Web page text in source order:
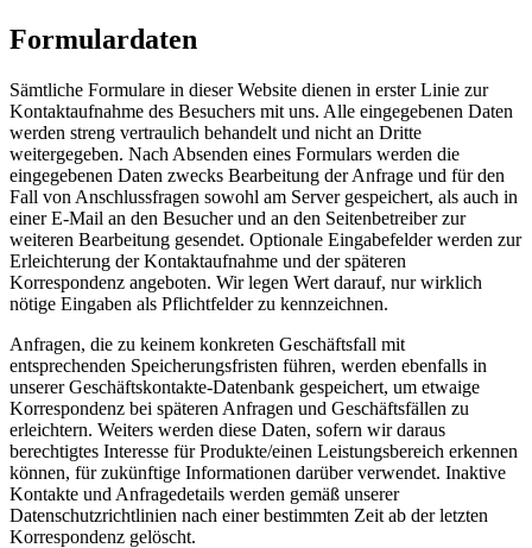
Formulardaten
Sämtliche Formulare in dieser Website dienen in erster Linie zur
Kontaktaufnahme des Besuchers mit uns. Alle eingegebenen Daten
werden streng vertraulich behandelt und nicht an Dritte
weitergegeben. Nach Absenden eines Formulars werden die
eingegebenen Daten zwecks Bearbeitung der Anfrage und für den
Fall von Anschlussfragen sowohl am Server gespeichert, als auch in
einer E-Mail an den Besucher und an den Seitenbetreiber zur
weiteren Bearbeitung gesendet. Optionale Eingabefelder werden zur
Erleichterung der Kontaktaufnahme und der späteren
Korrespondenz angeboten. Wir legen Wert darauf, nur wirklich
nötige Eingaben als Pflichtfelder zu kennzeichnen.
Anfragen, die zu keinem konkreten Geschäftsfall mit
entsprechenden Speicherungsfristen führen, werden ebenfalls in
unserer Geschäftskontakte-Datenbank gespeichert, um etwaige
Korrespondenz bei späteren Anfragen und Geschäftsfällen zu
erleichtern. Weiters werden diese Daten, sofern wir daraus
berechtigtes Interesse für Produkte/einen Leistungsbereich erkennen
können, für zukünftige Informationen darüber verwendet. Inaktive
Kontakte und Anfragedetails werden gemäß unserer
Datenschutzrichtlinien nach einer bestimmten Zeit ab der letzten
Korrespondenz gelöscht.